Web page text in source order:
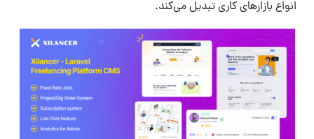
انواع بازارهای کاری تبدیل می‌کند.